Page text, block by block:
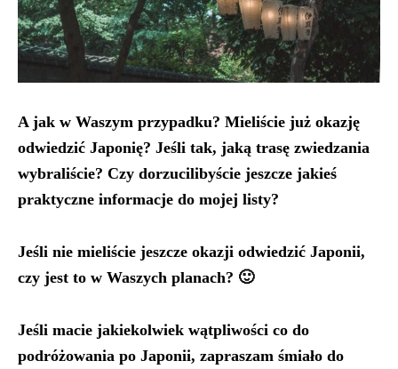
A jak w Waszym przypadku? Mieliście już okazję
odwiedzić Japonię? Jeśli tak, jaką trasę zwiedzania
wybraliście? Czy dorzucilibyście jeszcze jakieś
praktyczne informacje do mojej listy?
Jeśli nie mieliście jeszcze okazji odwiedzić Japonii,
czy jest to w Waszych planach? 🙂
Jeśli macie jakiekolwiek wątpliwości co do
podróżowania po Japonii, zapraszam śmiało do